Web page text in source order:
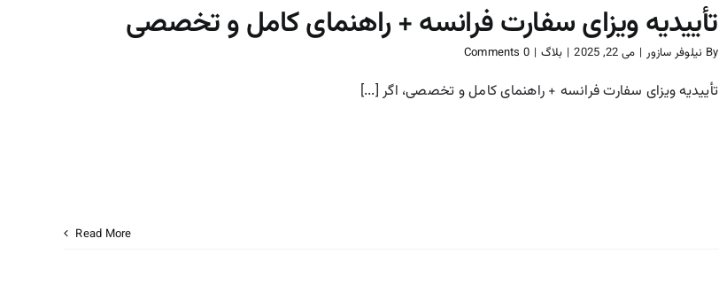
تأییدیه ویزای سفارت فرانسه
تأییدیه ویزای سفارت فرانسه + راهنمای کامل و تخصصی
By نیلوفر سازور | می 22, 2025 | بلاگ |
0 Comments
تأییدیه ویزای سفارت فرانسه + راهنمای کامل و تخصصی، اگر [...]
Read More